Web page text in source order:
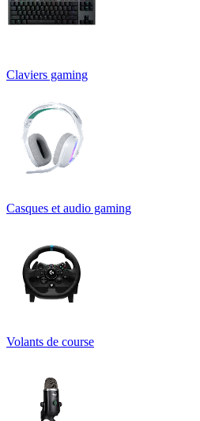
Claviers gaming
Casques et audio gaming
Volants de course